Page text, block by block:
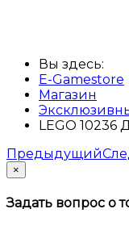
Вы здесь:
E-Gamestore
Магазин
LEGO 10236
Предыдущий
×
Задать вопрос о